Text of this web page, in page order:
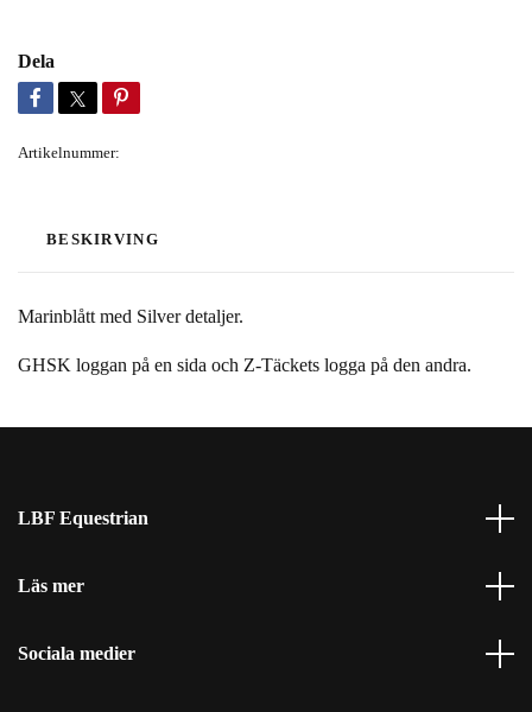
Dela
Artikelnummer:
BESKIRVING
Marinblått med Silver detaljer.
GHSK loggan på en sida och Z-Täckets logga på den andra.
LBF Equestrian
Läs mer
Sociala medier